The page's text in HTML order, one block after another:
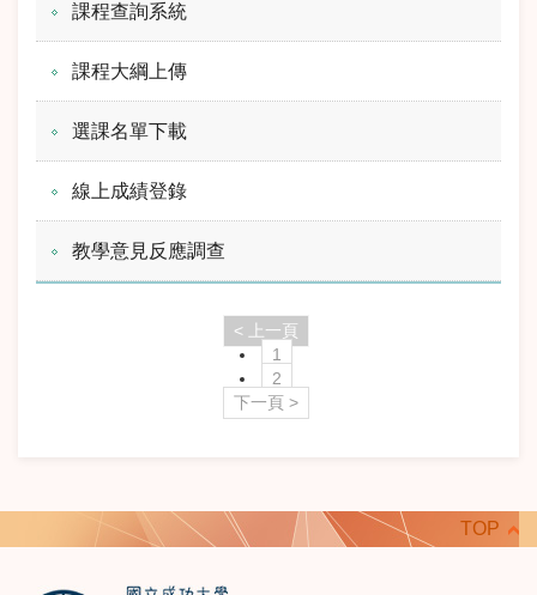
課程查詢系統
課程大綱上傳
選課名單下載
線上成績登錄
教學意見反應調查
< 上一頁
1
2
下一頁 >
TOP